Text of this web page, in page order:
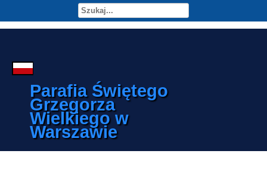
Parafia Świętego
Grzegorza
Wielkiego w
Warszawie